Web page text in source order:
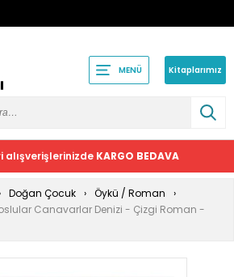
MENÜ Kitaplarımız
alışverişlerinizde KARGO BEDAVA
Doğan Çocuk
Öykü / Roman
Canavarlar Denizi - Çizgi Roman -